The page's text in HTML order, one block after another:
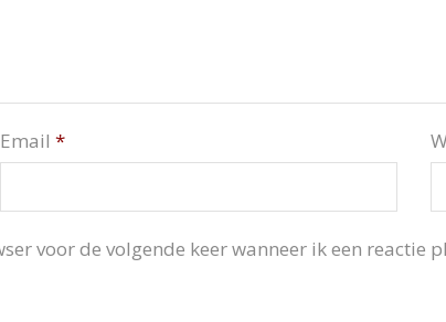
Email *
voor de volgende keer wanneer ik een reactie